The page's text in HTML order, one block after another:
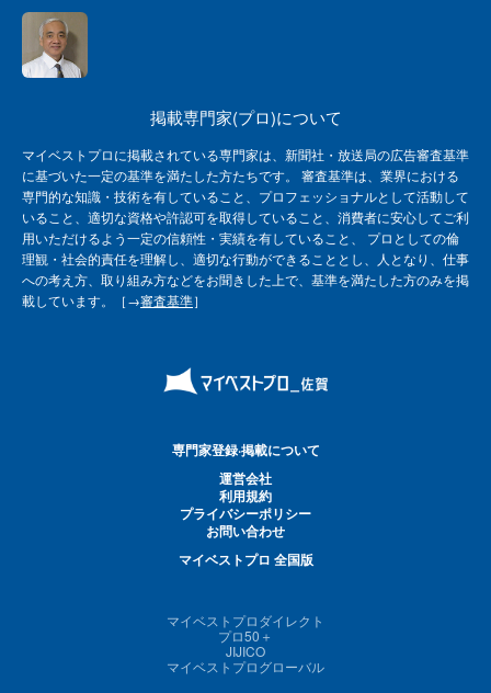
掲載専門家(プロ)について
マイベストプロに掲載されている専門家は、新聞社・放送局の広告審査基準
に基づいた一定の基準を満たした方たちです。 審査基準は、業界における
専門的な知識・技術を有していること、プロフェッショナルとして活動して
いること、適切な資格や許認可を取得していること、消費者に安心してご利
用いただけるよう一定の信頼性・実績を有していること、 プロとしての倫
理観・社会的責任を理解し、適切な行動ができることとし、人となり、仕事
への考え方、取り組み方などをお聞きした上で、基準を満たした方のみを掲
載しています。［→審査基準］
専門家登録·掲載について
運営会社
利用規約
プライバシーポリシー
お問い合わせ
マイベストプロ 全国版
マイベストプロダイレクト
プロ50＋
JIJICO
マイベストプログローバル